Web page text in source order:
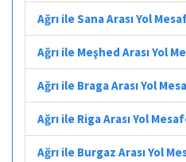
Ağrı ile Sana Arası Yol
Ağrı ile Meşhed Arası Yol
Ağrı ile Braga Arası Yol
Ağrı ile Riga Arası Yol
Ağrı ile Burgaz Arası Yol